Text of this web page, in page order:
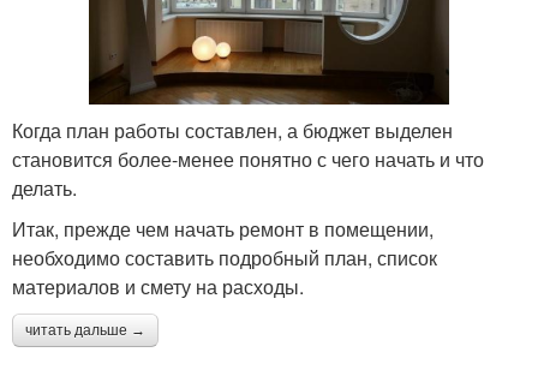
Когда план работы составлен, а бюджет выделен
становится более-менее понятно с чего начать и что
делать.
Итак, прежде чем начать ремонт в помещении,
необходимо составить подробный план, список
материалов и смету на расходы.
читать дальше →